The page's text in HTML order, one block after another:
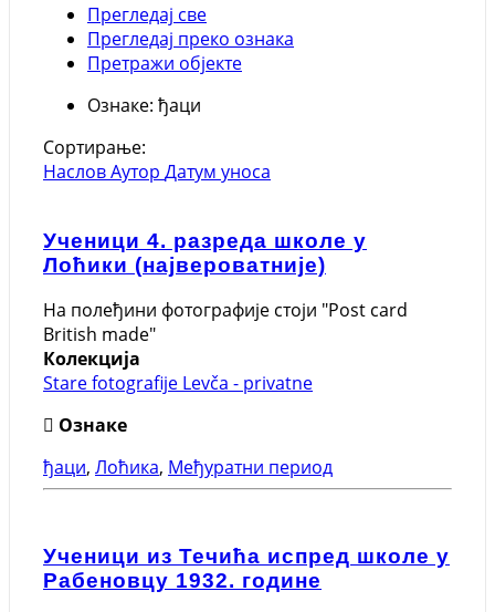
Прегледај све
Прегледај преко ознака
Претражи објекте
Ознаке: ђаци
Сортирање:
НасловАутор Датум уноса
Ученици 4. разреда школе у
Лоћики (највероватније)
На полеђини фотографије стоји "Post card
British made"
Колекција
Stare fotografije Levča - privatne
Ознаке
ђаци, Лоћика, Међуратни период
Ученици из Течића испред школе у
Рабеновцу 1932. године